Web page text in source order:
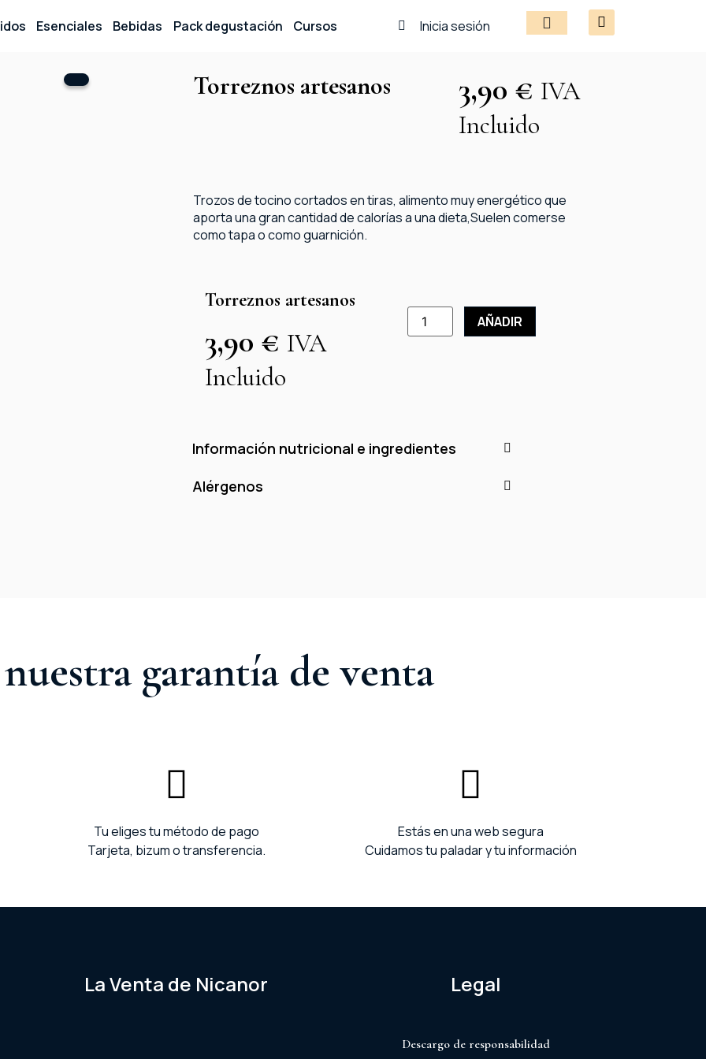
Esenciales Bebidas Pack degustación Cursos Inicia sesión
Torreznos artesanos 3,90 € IVA
Incluido
Trozos de tocino cortados en tiras, alimento muy energético que
aporta una gran cantidad de calorías a una dieta,Suelen comerse
como tapa o como guarnición.
Torreznos artesanos
3,90 € IVA
Incluido
AÑADIR
Información nutricional e ingredientes
Alérgenos
garantía de venta
Tu eliges tu método de pago
Tarjeta, bizum o transferencia.
Estás en una web segura
Cuidamos tu paladar y tu información
La Venta de Nicanor Legal
Descargo de responsabilidad